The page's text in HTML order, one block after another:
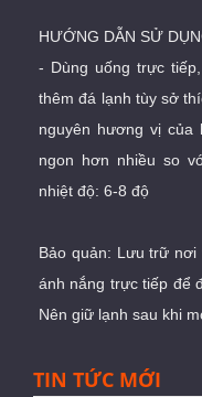
HƯỚNG DẪN SỬ
- Dùng uống trực
thêm đá lạnh tùy sở
nguyên hương vị của
ngon hơn nhiều so
nhiệt độ: 6-8 độ
Bảo quản: Lưu trữ
ánh nắng trực tiếp để
Nên giữ lạnh sau khi
TIN TỨC MỚI